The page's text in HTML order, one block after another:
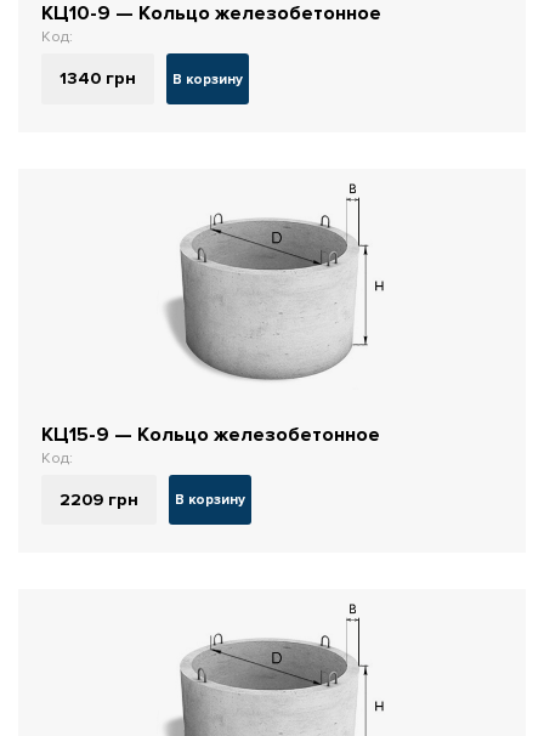
КЦ10-9 — Кольцо железобетонное
Код:
1340 грн В корзину
КЦ15-9 — Кольцо железобетонное
Код:
2209 грн В корзину